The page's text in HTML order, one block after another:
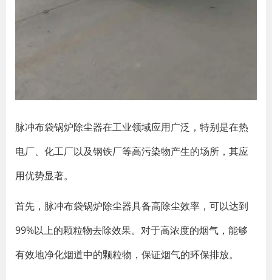
脉冲布袋锅炉除尘器在工业领域应用广泛，特别是在热
电厂、化工厂以及钢铁厂等高污染物产生的场所，其应
用优势显著。
首先，脉冲布袋锅炉除尘器具备高除尘效率，可以达到
99%以上的颗粒物去除效果。对于高浓度的烟气，能够
有效地净化烟道中的颗粒物，保证烟气的环保排放。